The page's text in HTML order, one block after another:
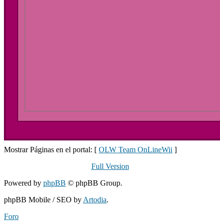
Mostrar Páginas en el portal: [ OLW Team OnLineWii ]
Full Version
Powered by phpBB © phpBB Group.
phpBB Mobile / SEO by Artodia.
Foro